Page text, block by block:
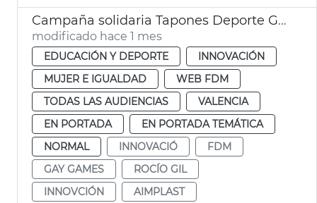
Campaña solidaria Tapones Deporte Gay Games
modificado hace 1 mes
EDUCACIÓN Y DEPORTE
INNOVACIÓN
MUJER E IGUALDAD
WEB FDM
TODAS LAS AUDIENCIAS
VALENCIA
EN PORTADA
EN PORTADA TEMÁTICA
NORMAL
INNOVACIÓ
FDM
GAY GAMES
ROCÍO GIL
INNOVCIÓN
AIMPLAST